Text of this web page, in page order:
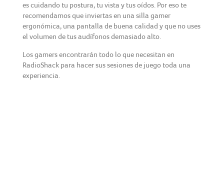
es cuidando tu postura, tu vista y tus oídos. Por eso te
recomendamos que inviertas en una silla gamer
ergonómica, una pantalla de buena calidad y que no uses
el volumen de tus audífonos demasiado alto.
Los gamers encontrarán todo lo que necesitan en
RadioShack para hacer sus sesiones de juego toda una
experiencia.